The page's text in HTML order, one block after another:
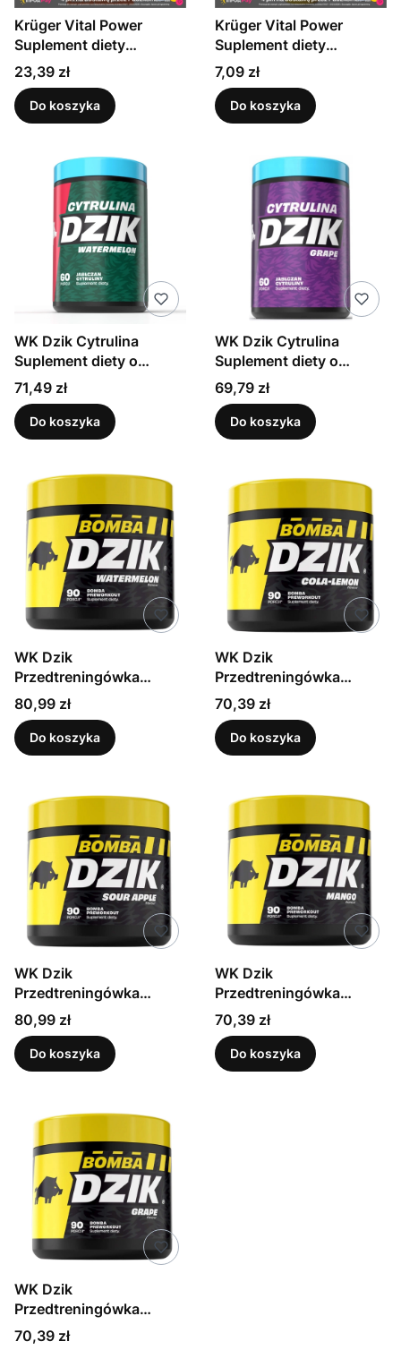
Krüger Vital Power
Suplement diety
odporność 1000 ml
Cena
23,39 zł
Do koszyka
Krüger Vital Power
Suplement diety
witamina C smak
cytrynowy 84 g (20
sztuk)
Cena
7,09 zł
Do koszyka
WK Dzik Cytrulina
Suplement diety o
smaku arbuzowym 540
Cena
71,49 zł
Do koszyka
WK Dzik Cytrulina
Suplement diety o
smaku winogronowym
540 g
Cena
69,79 zł
Do koszyka
WK Dzik
Przedtreningówka
bomba arbuz 300 g
Cena
80,99 zł
Do koszyka
WK Dzik
Przedtreningówka
bomba cola-lemon 300
Cena
70,39 zł
Do koszyka
WK Dzik
Przedtreningówka
bomba kwaśne jabłko
300 g
Cena
80,99 zł
Do koszyka
WK Dzik
Przedtreningówka
bomba o smaku mango
300 g
Cena
70,39 zł
Do koszyka
WK Dzik
Przedtreningówka
bomba winogrono 300 g
Cena
70,39 zł